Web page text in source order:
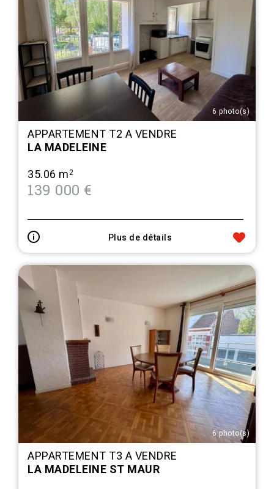
6 photo(s)
APPARTEMENT T2 A VENDRE
LA MADELEINE
35.06 m2
139 000 €
Plus de détails
6 photo(s)
APPARTEMENT T3 A VENDRE
LA MADELEINE ST MAUR